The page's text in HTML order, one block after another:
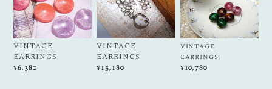
VINTAGE
EARRINGS
¥6,380
VINTAGE
EARRINGS
¥15,180
vintage
earrings.
¥10,780